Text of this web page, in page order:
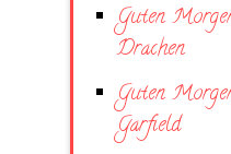
Guten
Drachen
Guten
Garfield